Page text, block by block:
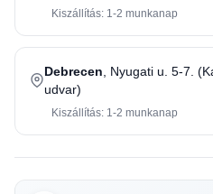
Kiszállítás: 1-2 munkanap
Debrecen , Nyugati u. 5-7.
udvar)
Kiszállítás: 1-2 munkanap